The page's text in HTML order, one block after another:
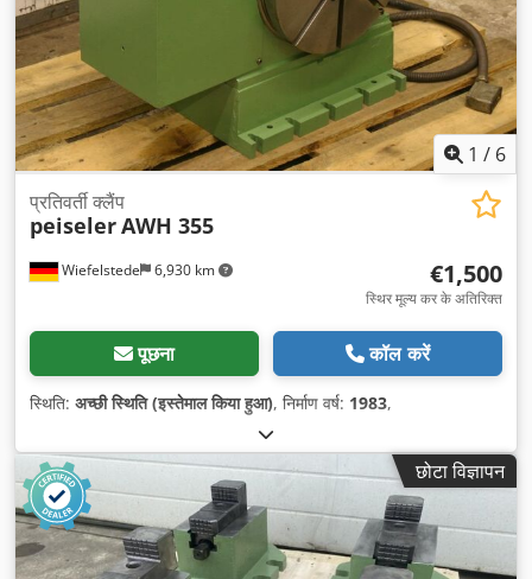
1 / 6
Wiefelstede 6,930 km
प्रतिवर्ती क्लैंप
peiselerAWH 355
€1,500
स्थिर मूल्य कर के अतिरिक्त
पूछना कॉल करें
स्थिति: अच्छी स्थिति (इस्तेमाल किया हुआ), निर्माण वर्ष: 1983,
छोटा विज्ञापन